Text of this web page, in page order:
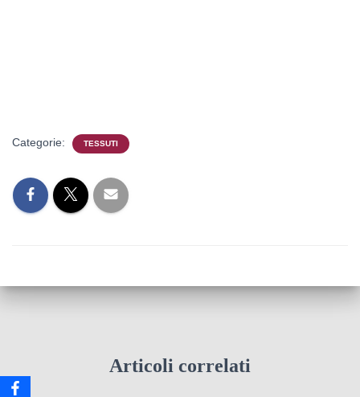
Categorie: TESSUTI
Articoli correlati